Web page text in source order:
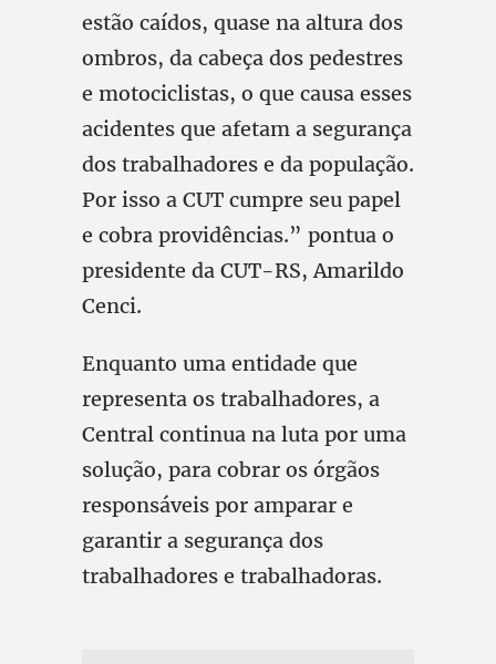
estão caídos, quase na altura dos
ombros, da cabeça dos pedestres
e motociclistas, o que causa esses
acidentes que afetam a segurança
dos trabalhadores e da população.
Por isso a CUT cumpre seu papel
e cobra providências.” pontua o
presidente da CUT-RS, Amarildo
Cenci.
Enquanto uma entidade que
representa os trabalhadores, a
Central continua na luta por uma
solução, para cobrar os órgãos
responsáveis por amparar e
garantir a segurança dos
trabalhadores e trabalhadoras.